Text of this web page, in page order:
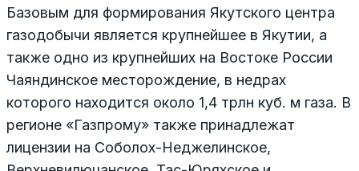
Базовым для формирования Якутского центра
газодобычи является крупнейшее в Якутии, а
также одно из крупнейших на Востоке России
Чаяндинское месторождение, в недрах
которого находится около 1,4 трлн куб. м газа. В
регионе «Газпрому» также принадлежат
лицензии на Соболох-Неджелинское,